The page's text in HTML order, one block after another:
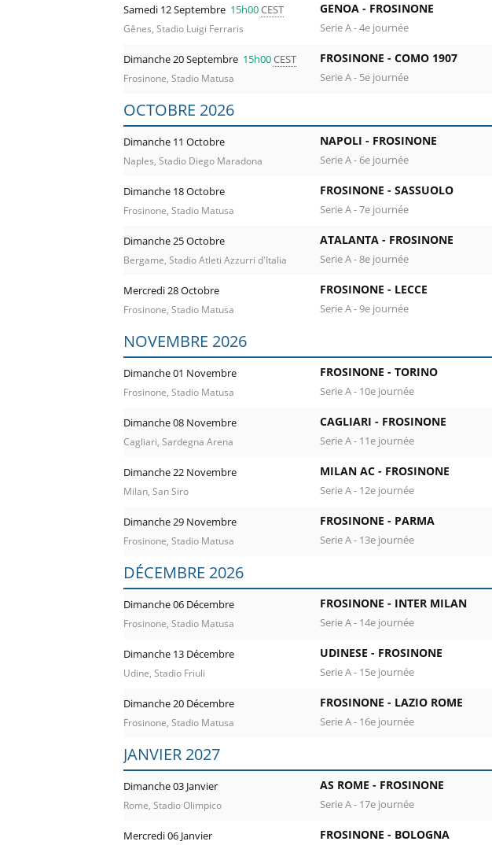
Samedi 12 Septembre 15h00CEST
Gênes, Stadio Luigi Ferraris
GENOA - FROSINONE
Serie A - 4e journée
Dimanche 20 Septembre 15h00CEST
Frosinone, Stadio Matusa
FROSINONE - COMO 1907
Serie A - 5e journée
OCTOBRE 2026
Dimanche 11 Octobre
Naples, Stadio Diego Maradona
NAPOLI - FROSINONE
Serie A - 6e journée
Dimanche 18 Octobre
Frosinone, Stadio Matusa
FROSINONE - SASSUOLO
Serie A - 7e journée
Dimanche 25 Octobre
Bergame, Stadio Atleti Azzurri d'Italia
ATALANTA - FROSINONE
Serie A - 8e journée
Mercredi 28 Octobre
Frosinone, Stadio Matusa
FROSINONE - LECCE
Serie A - 9e journée
NOVEMBRE 2026
Dimanche 01 Novembre
Frosinone, Stadio Matusa
FROSINONE - TORINO
Serie A - 10e journée
Dimanche 08 Novembre
Cagliari, Sardegna Arena
CAGLIARI - FROSINONE
Serie A - 11e journée
Dimanche 22 Novembre
Milan, San Siro
MILAN AC - FROSINONE
Serie A - 12e journée
Dimanche 29 Novembre
Frosinone, Stadio Matusa
FROSINONE - PARMA
Serie A - 13e journée
DÉCEMBRE 2026
Dimanche 06 Décembre
Frosinone, Stadio Matusa
FROSINONE - INTER MILAN
Serie A - 14e journée
Dimanche 13 Décembre
Udine, Stadio Friuli
UDINESE - FROSINONE
Serie A - 15e journée
Dimanche 20 Décembre
Frosinone, Stadio Matusa
FROSINONE - LAZIO ROME
Serie A - 16e journée
JANVIER 2027
Dimanche 03 Janvier
Rome, Stadio Olimpico
AS ROME - FROSINONE
Serie A - 17e journée
Mercredi 06 Janvier FROSINONE - BOLOGNA